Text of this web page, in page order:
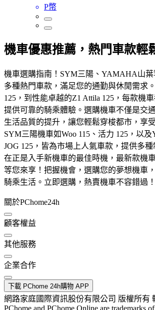
P幣
機車優惠推薦，熱門車款輕
機車選購指南！SYM三陽、YAMAHA山
多種熱門車款，滿足您的通勤與休閒需求
125，到性能卓越的Z1 Attila 125，每款機
提供可靠的騎乘體驗。選購機車不僅是交
生活品質的提升，讓您輕鬆穿梭都市，享
SYM三陽機車如Woo 115、活力 125，以
JOG 125，皆為市場上人氣車款，提供多
在正是入手新機車的最佳時機，最新款機
等您來享！把握機會，選購您的夢想機車
騎乘生活。立即選購，熱賣機車不容錯過！
關於PChome24h
顧客權益
其他服務
企業合作
下載 PChome 24h購物 APP
網路家庭國際資訊股份有限公司 版權所有